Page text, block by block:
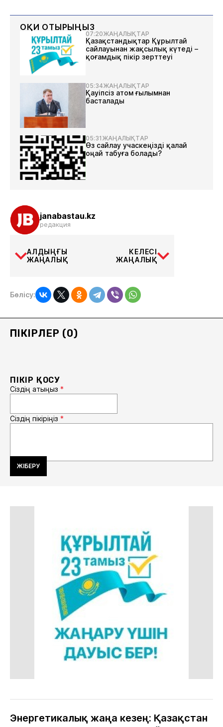
ОҚИ ОТЫРЫҢЫЗ
07:20ЖАҢАЛЫҚТАР
Қазақстандықтар Құрылтай
сайлауынан жақсылық күтеді –
қоғамдық пікір зерттеуі
05:34ЖАҢАЛЫҚТАР
Қауіпсіз атом ғылымнан
басталады
05:31 ЖАҢАЛЫҚТАР
Өз сайлау учаскеңізді қалай
оңай табуға болады?
janabastau.kz
редакция
АЛДЫҢҒЫ
ЖАҢАЛЫҚ
КЕЛЕСІ
ЖАҢАЛЫҚ
Бөлісу:
ПІКІРЛЕР (0)
ПІКІР ҚОСУ
Сіздің атыңыз *
Сіздің пікіріңіз *
ЖІБЕРУ
Энергетикалық жаңа кезең: Қазақстан